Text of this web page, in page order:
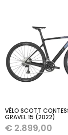
VÉLO SCOTT
GRAVEL 15 (2022)
€ 2.899,00